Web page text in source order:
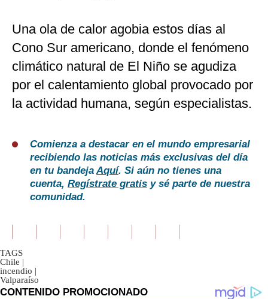
Una ola de calor agobia estos días al
Cono Sur americano, donde el fenómeno
climático natural de El Niño se agudiza
por el calentamiento global provocado por
la actividad humana, según especialistas.
Comienza a destacar en el mundo empresarial
recibiendo las noticias más exclusivas del día
en tu bandejaAquí. Si aún no tienes una
cuenta, Regístrate gratis y sé parte de nuestra
comunidad.
TAGS
Chile |
incendio |
Valparaíso